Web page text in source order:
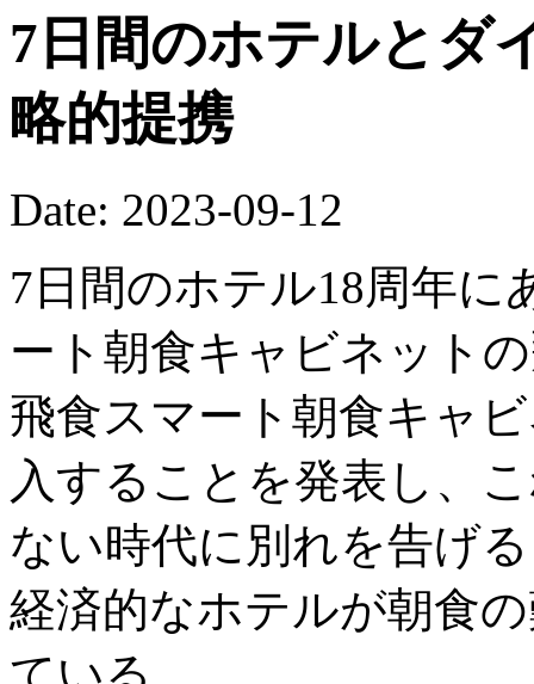
7日間のホテルとダ
略的提携
Date: 2023-09-12
7日間のホテル18周年に
ート朝食キャビネット
飛食スマート朝食キャ
入することを発表し、
ない時代に別れを告げ
経済的なホテルが朝食
ている。